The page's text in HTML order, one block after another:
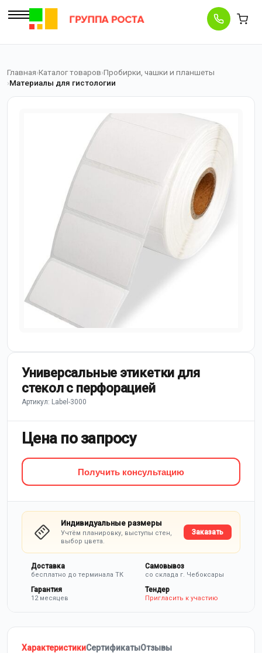
Главная Каталог товаров Пробирки, чашки и планшеты
Материалы для гистологии
Универсальные этикетки для
стекол с перфорацией
Артикул: Label-3000
Цена по запросу
Получить консультацию
Индивидуальные размеры
Учтём планировку, выступы стен,
выбор цвета.
Заказать
Доставка
бесплатно до терминала ТК
Самовывоз
со склада г. Чебоксары
Гарантия
12 месяцев
Тендер
Пригласить к участию
ХарактеристикиСертификатыОтзывы